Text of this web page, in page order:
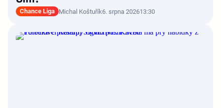
Chance Liga Michal Koštuřík6. srpna 202613:30